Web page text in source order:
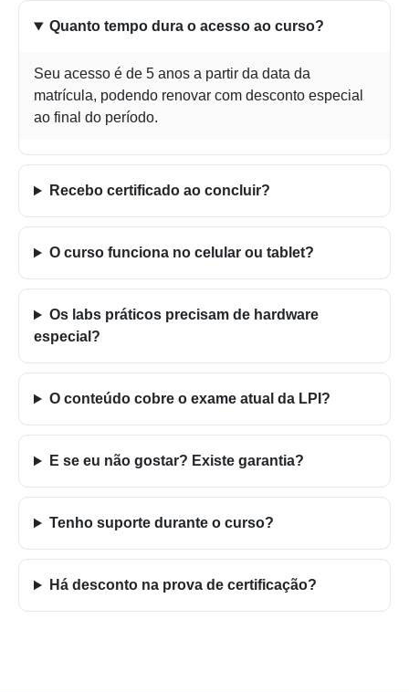
Quanto tempo dura o acesso ao curso?
Seu acesso é de 5 anos a partir da data da
matrícula, podendo renovar com desconto especial
ao final do período.
Recebo certificado ao concluir?
O curso funciona no celular ou tablet?
Os labs práticos precisam de hardware
especial?
O conteúdo cobre o exame atual da LPI?
E se eu não gostar? Existe garantia?
Tenho suporte durante o curso?
Há desconto na prova de certificação?